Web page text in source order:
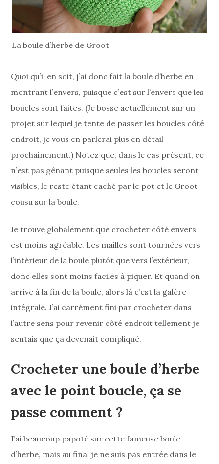
La boule d’herbe de Groot
Quoi qu’il en soit, j’ai donc fait la boule d’herbe en
montrant l’envers, puisque c’est sur l’envers que les
boucles sont faites. (Je bosse actuellement sur un
projet sur lequel je tente de passer les boucles côté
endroit, je vous en parlerai plus en détail
prochainement.) Notez que, dans le cas présent, ce
n’est pas gênant puisque seules les boucles seront
visibles, le reste étant caché par le pot et le Groot
cousu sur la boule.
Je trouve globalement que crocheter côté envers
est moins agréable. Les mailles sont tournées vers
l’intérieur de la boule plutôt que vers l’extérieur,
donc elles sont moins faciles à piquer. Et quand on
arrive à la fin de la boule, alors là c’est la galère
intégrale. J’ai carrément fini par crocheter dans
l’autre sens pour revenir côté endroit tellement je
sentais que ça devenait compliqué.
Crocheter une boule d’herbe
avec le point boucle, ça se
passe comment ?
J’ai beaucoup papoté sur cette fameuse boule
d’herbe, mais au final je ne suis pas entrée dans le